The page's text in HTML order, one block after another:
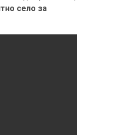
село за